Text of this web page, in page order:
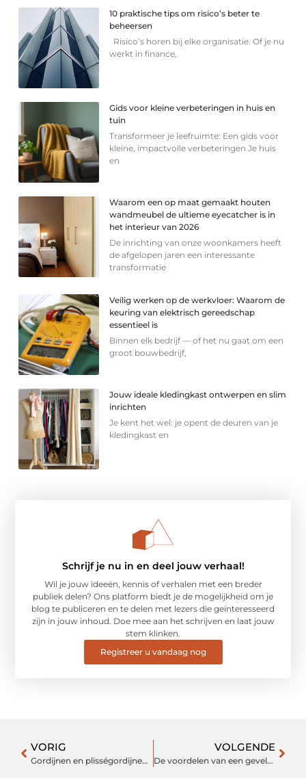
10 praktische tips om risico’s beter te
beheersen
Risico’s horen bij elke organisatie. Of je nu
werkt in finance,
Gids voor kleine verbeteringen in huis en
tuin
Transformeer je leefruimte: Een gids voor
kleine, impactvolle verbeteringen Je huis
en
Waarom een op maat gemaakt houten
wandmeubel de ultieme eyecatcher is in
het interieur van 2026
De inrichting van onze woonkamers heeft
de afgelopen jaren een interessante
transformatie
Veilig werken op de werkvloer: Waarom de
keuring van elektrisch gereedschap
essentieel is
Binnen elk bedrijf — of het nu gaat om een
groot bouwbedrijf,
Jouw ideale kledingkast ontwerpen en slim
inrichten
Je kent het wel: je opent de deuren van je
kledingkast en
Schrijf je nu in en deel jouw verhaal!
Wil je jouw ideeën, kennis of verhalen met een breder
publiek delen? Ons platform biedt je de mogelijkheid om je
blog te publiceren en te delen met lezers die geïnteresseerd
zijn in jouw inhoud. Doe mee aan het schrijven en laat jouw
stem klinken.
Registreer u vandaag nog
VORIG
Gordijnen en plisségordijnen voor jouw interieur
VOLGENDE
De voordelen van een gevelsteiger